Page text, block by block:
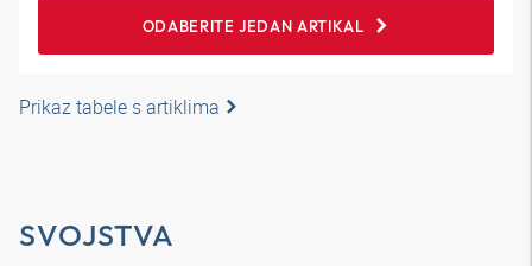
ODABERITE JEDAN ARTIKAL
Prikaz tabele s artiklima
SVOJSTVA